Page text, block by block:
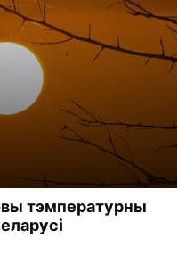
тэмпературны